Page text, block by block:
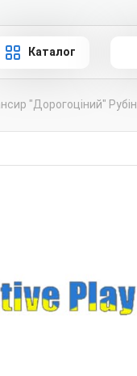
Каталог
"Дорогоціний" Рубін